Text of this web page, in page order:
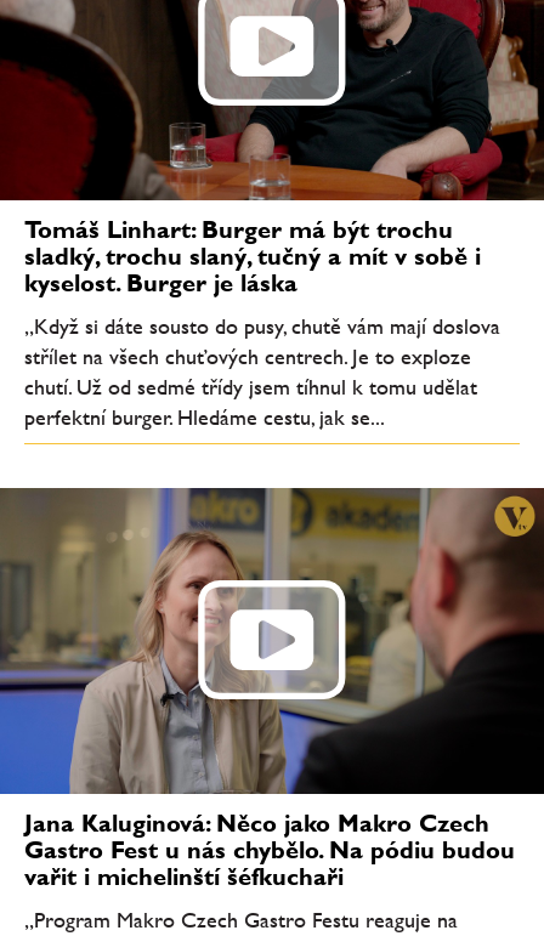
Tomáš Linhart: Burger má být trochu
sladký, trochu slaný, tučný a mít v sobě i
kyselost. Burger je láska
„Když si dáte sousto do pusy, chutě vám mají doslova
střílet na všech chuťových centrech. Je to exploze
chutí. Už od sedmé třídy jsem tíhnul k tomu udělat
perfektní burger. Hledáme cestu, jak se...
Jana Kaluginová: Něco jako Makro Czech
Gastro Fest u nás chybělo. Na pódiu budou
vařit i michelinští šéfkuchaři
„Program Makro Czech Gastro Festu reaguje na